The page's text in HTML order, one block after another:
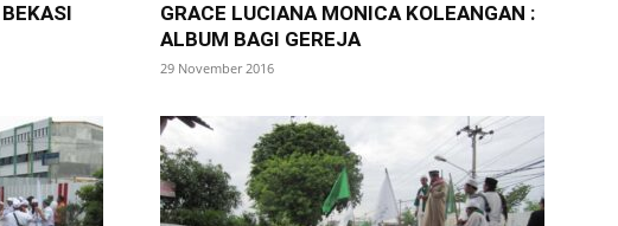
GRACE LUCIANA MONICA KOLEANGAN :
ALBUM BAGI GEREJA
29 November 2016